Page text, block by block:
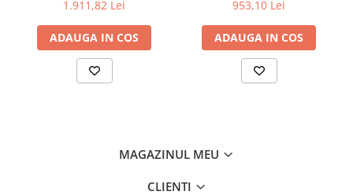
Învățare practică în mediul educațional.
De ce să alegi Sonda UNI-T UT-H05?
Această sondă de înaltă tensiune este proiectată pentru
profesioniști care au nevoie de măsurători de precizie și fiabilitate
crescută în domeniul electronicii. Alege performanța și calitatea
serială
1.911,82 Lei
ADAUGA IN COS
953,10 Lei
ADAUGA IN COS
MAGAZINUL MEU
CLIENTI